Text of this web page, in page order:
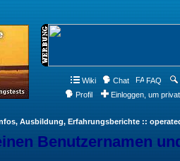
Wiki Chat FAQ
Profil
Einloggen, um
Ausbildung, Erfahrungsberichte ::
Benutzernamen